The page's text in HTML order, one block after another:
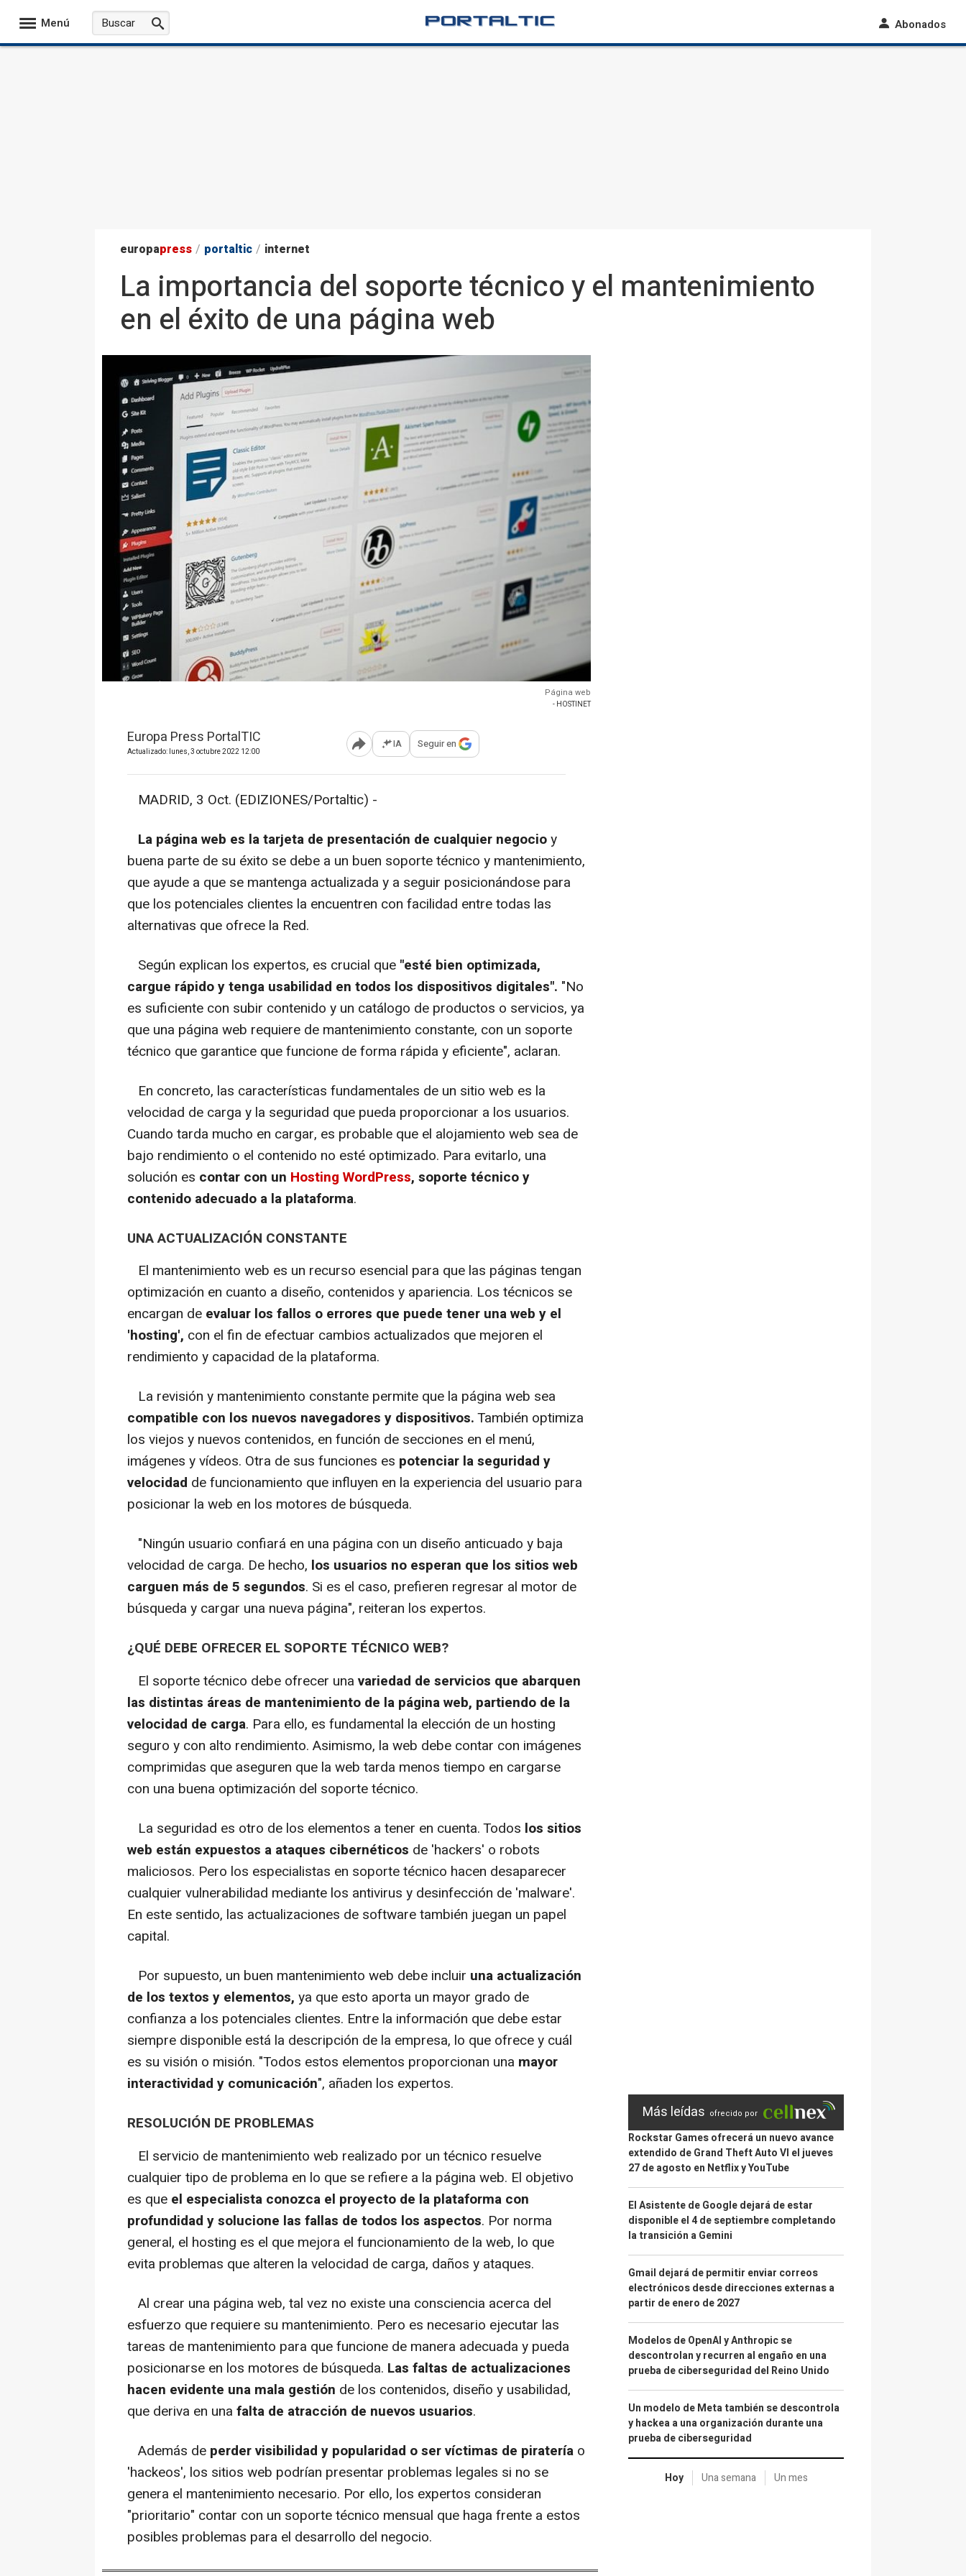
Menú Abonados
europapress / portaltic / internet
La importancia del soporte técnico y el mantenimiento
en el éxito de una página web
Página web
- HOSTINET
Europa Press PortalTIC
Actualizado: lunes, 3 octubre 2022 12:00 Abrir opciones para compartir
IA Seguir en
MADRID, 3 Oct. (EDIZIONES/Portaltic) -
La página web es la tarjeta de presentación de cualquier negocioy
buena parte de su éxito se debe a un buen soporte técnico y mantenimiento,
que ayude a que se mantenga actualizada y a seguir posicionándose para
que los potenciales clientes la encuentren con facilidad entre todas las
alternativas que ofrece la Red.
Según explican los expertos, es crucial que "esté bien optimizada,
cargue rápido y tenga usabilidad en todos los dispositivos digitales". "No
es suficiente con subir contenido y un catálogo de productos o servicios, ya
que una página web requiere de mantenimiento constante, con un soporte
técnico que garantice que funcione de forma rápida y eficiente", aclaran.
En concreto, las características fundamentales de un sitio web es la
velocidad de carga y la seguridad que pueda proporcionar a los usuarios.
Cuando tarda mucho en cargar, es probable que el alojamiento web sea de
bajo rendimiento o el contenido no esté optimizado. Para evitarlo, una
solución es contar con un Hosting WordPress, soporte técnico y
contenido adecuado a la plataforma.
UNA ACTUALIZACIÓN CONSTANTE
El mantenimiento web es un recurso esencial para que las páginas tengan
optimización en cuanto a diseño, contenidos y apariencia. Los técnicos se
encargan de evaluar los fallos o errores que puede tener una web y el
'hosting', con el fin de efectuar cambios actualizados que mejoren el
rendimiento y capacidad de la plataforma.
La revisión y mantenimiento constante permite que la página web sea
compatible con los nuevos navegadores y dispositivos.También optimiza
los viejos y nuevos contenidos, en función de secciones en el menú,
imágenes y vídeos. Otra de sus funciones es potenciar la seguridad y
velocidad de funcionamiento que influyen en la experiencia del usuario para
posicionar la web en los motores de búsqueda.
"Ningún usuario confiará en una página con un diseño anticuado y baja
velocidad de carga. De hecho, los usuarios no esperan que los sitios web
carguen más de 5 segundos. Si es el caso, prefieren regresar al motor de
búsqueda y cargar una nueva página", reiteran los expertos.
¿QUÉ DEBE OFRECER EL SOPORTE TÉCNICO WEB?
El soporte técnico debe ofrecer una variedad de servicios que abarquen
las distintas áreas de mantenimiento de la página web, partiendo de la
velocidad de carga. Para ello, es fundamental la elección de un hosting
seguro y con alto rendimiento. Asimismo, la web debe contar con imágenes
comprimidas que aseguren que la web tarda menos tiempo en cargarse
con una buena optimización del soporte técnico.
La seguridad es otro de los elementos a tener en cuenta. Todos los sitios
web están expuestos a ataques cibernéticos de 'hackers' o robots
maliciosos. Pero los especialistas en soporte técnico hacen desaparecer
cualquier vulnerabilidad mediante los antivirus y desinfección de 'malware'.
En este sentido, las actualizaciones de software también juegan un papel
capital.
Por supuesto, un buen mantenimiento web debe incluir una actualización
de los textos y elementos, ya que esto aporta un mayor grado de
confianza a los potenciales clientes. Entre la información que debe estar
siempre disponible está la descripción de la empresa, lo que ofrece y cuál
es su visión o misión. "Todos estos elementos proporcionan una mayor
interactividad y comunicación", añaden los expertos.
RESOLUCIÓN DE PROBLEMAS
El servicio de mantenimiento web realizado por un técnico resuelve
cualquier tipo de problema en lo que se refiere a la página web. El objetivo
es que el especialista conozca el proyecto de la plataforma con
profundidad y solucione las fallas de todos los aspectos. Por norma
general, el hosting es el que mejora el funcionamiento de la web, lo que
evita problemas que alteren la velocidad de carga, daños y ataques.
Al crear una página web, tal vez no existe una consciencia acerca del
esfuerzo que requiere su mantenimiento. Pero es necesario ejecutar las
tareas de mantenimiento para que funcione de manera adecuada y pueda
posicionarse en los motores de búsqueda. Las faltas de actualizaciones
hacen evidente una mala gestión de los contenidos, diseño y usabilidad,
que deriva en una falta de atracción de nuevos usuarios.
Además de perder visibilidad y popularidad o ser víctimas de piratería o
'hackeos', los sitios web podrían presentar problemas legales si no se
genera el mantenimiento necesario. Por ello, los expertos consideran
"prioritario" contar con un soporte técnico mensual que haga frente a estos
posibles problemas para el desarrollo del negocio.
Más leídas ofrecido por
Rockstar Games ofrecerá un nuevo avance
extendido de Grand Theft Auto VI el jueves
27 de agosto en Netflix y YouTube
El Asistente de Google dejará de estar
disponible el 4 de septiembre completando
la transición a Gemini
Gmail dejará de permitir enviar correos
electrónicos desde direcciones externas a
partir de enero de 2027
Modelos de OpenAI y Anthropic se
descontrolan y recurren al engaño en una
prueba de ciberseguridad del Reino Unido
Un modelo de Meta también se descontrola
y hackea a una organización durante una
prueba de ciberseguridad
Hoy Una semana Un mes